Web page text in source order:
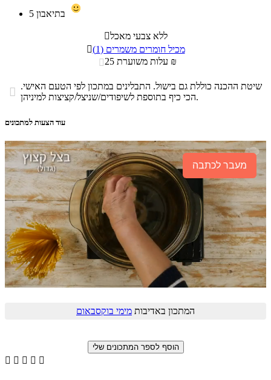
5
ללא צבעי מאכל

מכיל חומרים משמרים (1)

עלות משוערת 25 ₪
 שיטת ההכנה כוללת גם בישול. התבלינים במתכון לפי הטעם האישי.
הכי כיף בתוספת לשיפודים/שניצל/קציצות למיניהן.
עוד הצעות למתכונים
מעבר לכתבה
המתכון באדיבות מימי בוקסבאום
    